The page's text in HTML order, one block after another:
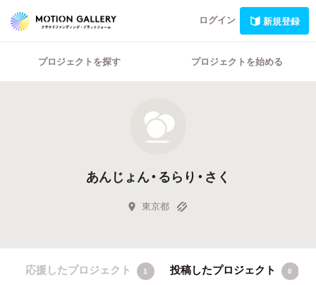
ログイン 新規登録
プロジェクトを探す プロジェクトを始める
あんじょん・るらり・さく
東京都
応援したプロジェクト 1 投稿したプロジェクト 0